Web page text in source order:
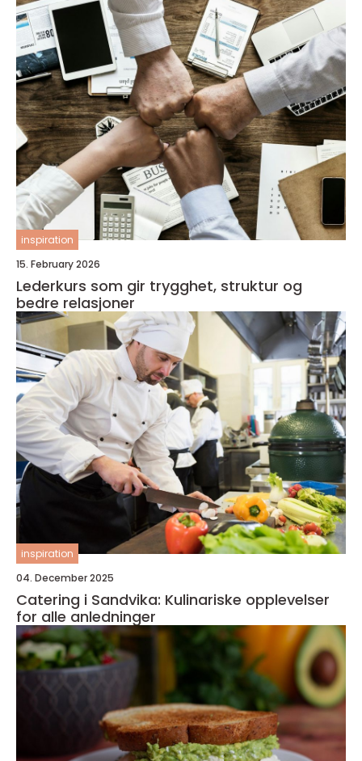
inspiration
15. February 2026
Lederkurs som gir trygghet, struktur og
bedre relasjoner
inspiration
04. December 2025
Catering i Sandvika: Kulinariske opplevelser
for alle anledninger